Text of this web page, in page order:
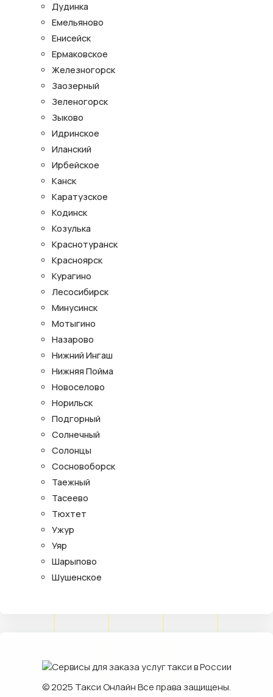
Дудинка
Емельяново
Енисейск
Ермаковское
Железногорск
Заозерный
Зеленогорск
Зыково
Идринское
Иланский
Ирбейское
Канск
Каратузское
Кодинск
Козулька
Краснотуранск
Красноярск
Курагино
Лесосибирск
Минусинск
Мотыгино
Назарово
Нижний Ингаш
Нижняя Пойма
Новоселово
Норильск
Подгорный
Солнечный
Солонцы
Сосновоборск
Таежный
Тасеево
Тюхтет
Ужур
Уяр
Шарыпово
Шушенское
© 2025 Такси ОнлайнВсе права защищены.